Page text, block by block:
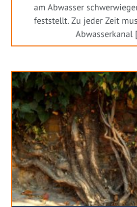
am Abwasser
feststellt. Zu jeder Zeit
Abwasserkanal